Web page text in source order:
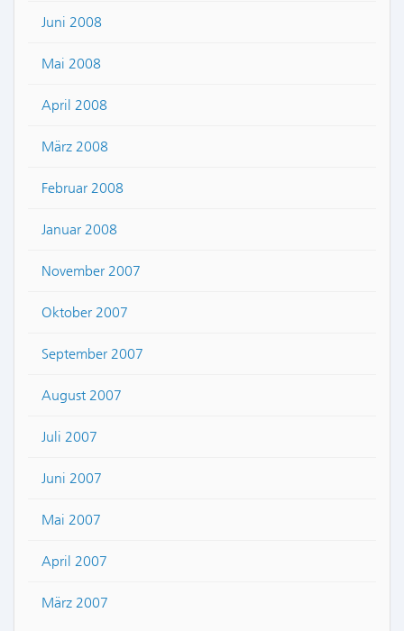
Juni 2008
Mai 2008
April 2008
März 2008
Februar 2008
Januar 2008
November 2007
Oktober 2007
September 2007
August 2007
Juli 2007
Juni 2007
Mai 2007
April 2007
März 2007